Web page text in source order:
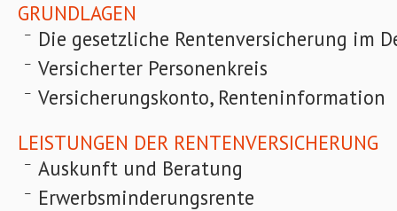
GRUNDLAGEN
Die gesetzliche Rentenversicherung im
Versicherter Personenkreis
Versicherungskonto, Renteninformation
LEISTUNGEN DER RENTENVERSICHERUNG
Auskunft und Beratung
Erwerbsminderungsrente